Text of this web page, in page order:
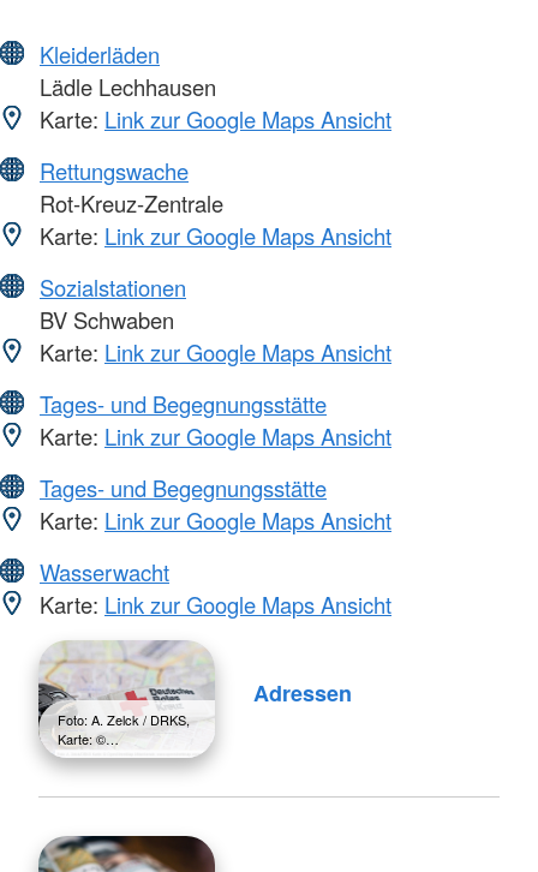
Kleiderläden
Lädle Lechhausen
Karte: Link zur Google Maps Ansicht
Rettungswache
Rot-Kreuz-Zentrale
Karte: Link zur Google Maps Ansicht
Sozialstationen
BV Schwaben
Karte: Link zur Google Maps Ansicht
Tages- und Begegnungsstätte
Karte: Link zur Google Maps Ansicht
Tages- und Begegnungsstätte
Karte: Link zur Google Maps Ansicht
Wasserwacht
Karte: Link zur Google Maps Ansicht
Foto: A. Zelck / DRKS,
Karte: ©…
Adressen